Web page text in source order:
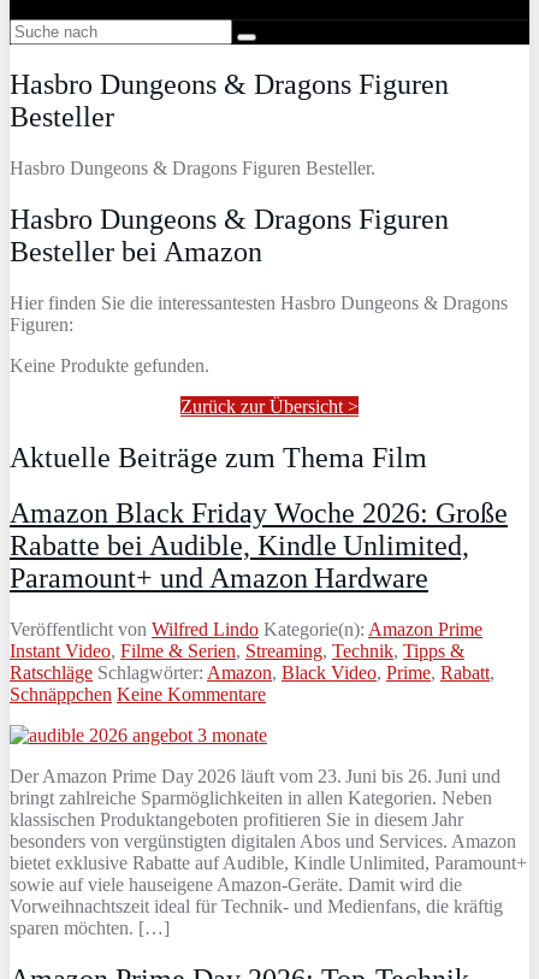
Hasbro Dungeons & Dragons Figuren
Besteller
Hasbro Dungeons & Dragons Figuren Besteller.
Hasbro Dungeons & Dragons Figuren
Besteller bei Amazon
Hier finden Sie die interessantesten Hasbro Dungeons & Dragons
Figuren:
Keine Produkte gefunden.
Zurück zur Übersicht >
Aktuelle Beiträge zum Thema Film
Amazon Black Friday Woche 2026: Große
Rabatte bei Audible, Kindle Unlimited,
Paramount+ und Amazon Hardware
Veröffentlicht von Wilfred Lindo Kategorie(n): Amazon Prime
Instant Video, Filme & Serien, Streaming, Technik, Tipps &
Ratschläge Schlagwörter: Amazon, Black Video, Prime, Rabatt,
Schnäppchen Keine Kommentare
Der Amazon Prime Day 2026 läuft vom 23. Juni bis 26. Juni und
bringt zahlreiche Sparmöglichkeiten in allen Kategorien. Neben
klassischen Produktangeboten profitieren Sie in diesem Jahr
besonders von vergünstigten digitalen Abos und Services. Amazon
bietet exklusive Rabatte auf Audible, Kindle Unlimited, Paramount+
sowie auf viele hauseigene Amazon-Geräte. Damit wird die
Vorweihnachtszeit ideal für Technik- und Medienfans, die kräftig
sparen möchten. […]